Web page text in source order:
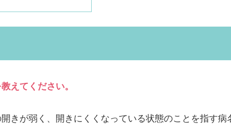
えてください。
きが弱く、開きにくくなっている状態のことを指す病